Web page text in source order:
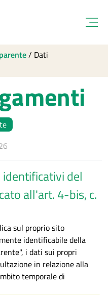
/ Dati
del
all'art. 4-bis, c.
sul proprio sito
identificabile della
i dati sui propri
in relazione alla
temporale di